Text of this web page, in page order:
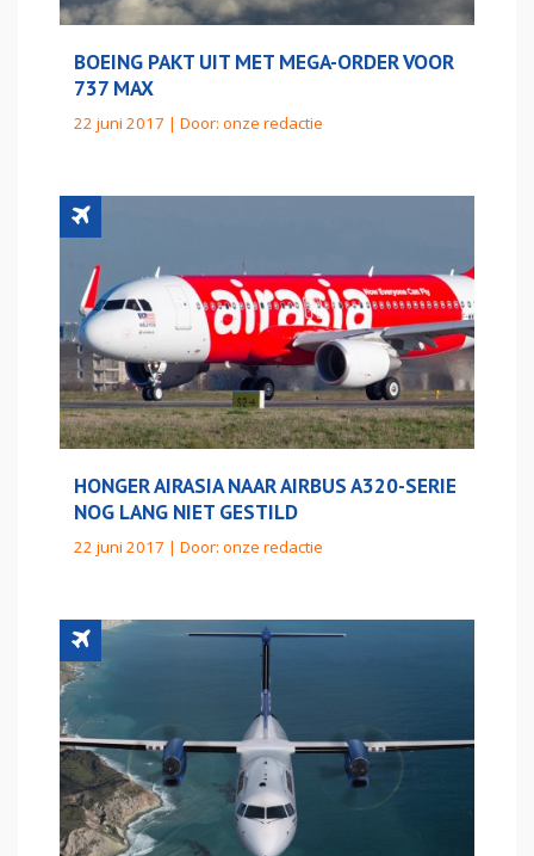
BOEING PAKT UIT MET MEGA-ORDER VOOR
737 MAX
22 juni 2017 | Door: onze redactie
HONGER AIRASIA NAAR AIRBUS A320-SERIE
NOG LANG NIET GESTILD
22 juni 2017 | Door: onze redactie